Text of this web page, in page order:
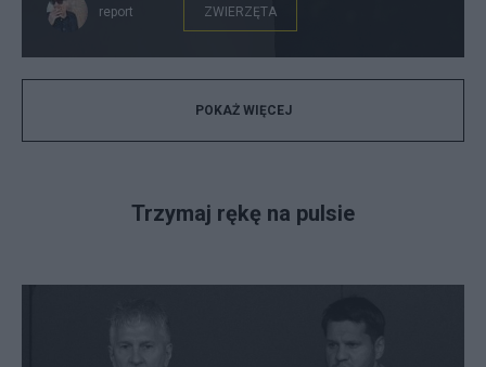
report ZWIERZĘTA
POKAŻ WIĘCEJ
Trzymaj rękę na pulsie